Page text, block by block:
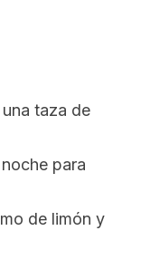
taza de
para
de limón y